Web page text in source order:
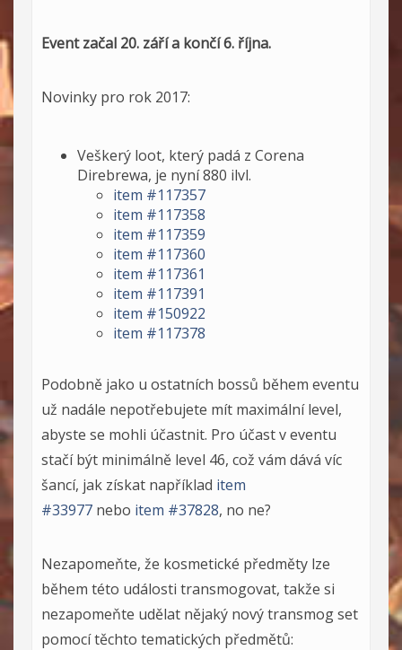
Event začal 20. září a končí 6. října.
Novinky pro rok 2017:
Veškerý loot, který padá z Corena
Direbrewa, je nyní 880 ilvl.
item #117357
item #117358
item #117359
item #117360
item #117361
item #117391
item #150922
item #117378
Podobně jako u ostatních bossů během eventu
už nadále nepotřebujete mít maximální level,
abyste se mohli účastnit. Pro účast v eventu
stačí být minimálně level 46, což vám dává víc
šancí, jak získat například item
#33977 nebo item #37828, no ne?
Nezapomeňte, že kosmetické předměty lze
během této události transmogovat, takže si
nezapomeňte udělat nějaký nový transmog set
pomocí těchto tematických předmětů: